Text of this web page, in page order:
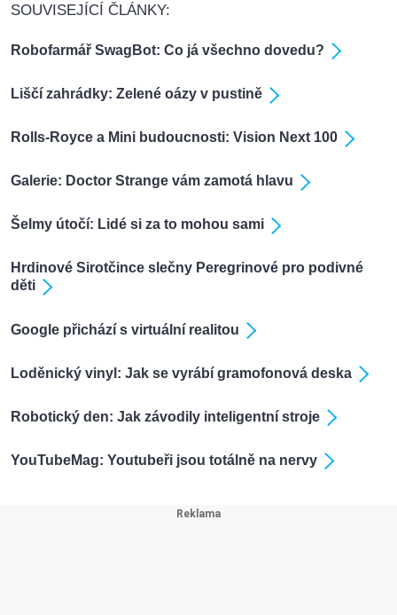
SOUVISEJÍCÍ ČLÁNKY:
Robofarmář SwagBot: Co já všechno dovedu?
Liščí zahrádky: Zelené oázy v pustině
Rolls-Royce a Mini budoucnosti: Vision Next 100
Galerie: Doctor Strange vám zamotá hlavu
Šelmy útočí: Lidé si za to mohou sami
Hrdinové Sirotčince slečny Peregrinové pro podivné
děti
Google přichází s virtuální realitou
Loděnický vinyl: Jak se vyrábí gramofonová deska
Robotický den: Jak závodily inteligentní stroje
YouTubeMag: Youtubeři jsou totálně na nervy